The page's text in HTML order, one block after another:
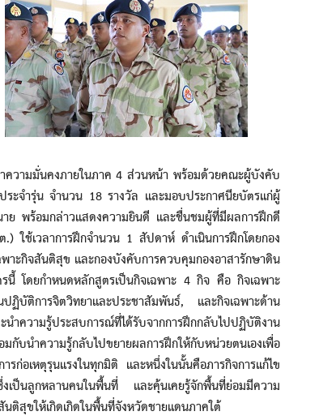
มมั่นคงภายในภาค 4 ส่วนหน้า พร้อมด้วยคณะผู้บังคับ
ะจำรุ่น จำนวน 18 รางวัล และมอบประกาศนียบัตรแก่ผู้
พร้อมกล่าวแสดงความยินดี และชื่นชมผู้ที่มีผลการฝึกดี
ใช้เวลาการฝึกจำนวน 1 สัปดาห์ ดำเนินการฝึกโดยกอง
ะกิจสันติสุข และกองบังคับการควบคุมกองอาสารักษาดิน
นี้ โดยกำหนดหลักสูตรเป็นกิจเฉพาะ 4 กิจ คือ กิจเฉพาะ
ฏิบัติการจิตวิทยาและประชาสัมพันธ์, และกิจเฉพาะด้าน
ความรู้ประสบการณ์ที่ได้รับจากการฝึกกลับไปปฏิบัติงาน
ำความรู้กลับไปขยายผลการฝึกให้กับหน่วยตนเองเพื่อ
ก่อเหตุรุนแรงในทุกมิติ และหนึ่งในนั้นคือภารกิจการแก้ไข
เป็นลูกหลานคนในพื้นที่ และคุ้นเคยรู้จักพื้นที่ย่อมมีความ
ติสุขให้เกิดเกิดในพื้นที่จังหวัดชายแดนภาคใต้